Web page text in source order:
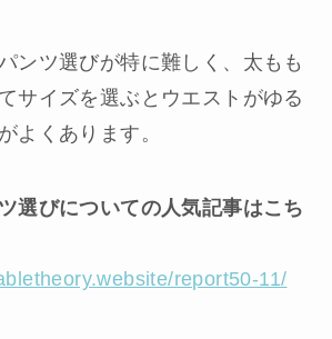
ンツ選びが特に難しく、太もも
サイズを選ぶとウエストがゆる
よくあります。
選びについての人気記事はこち
report50-11/